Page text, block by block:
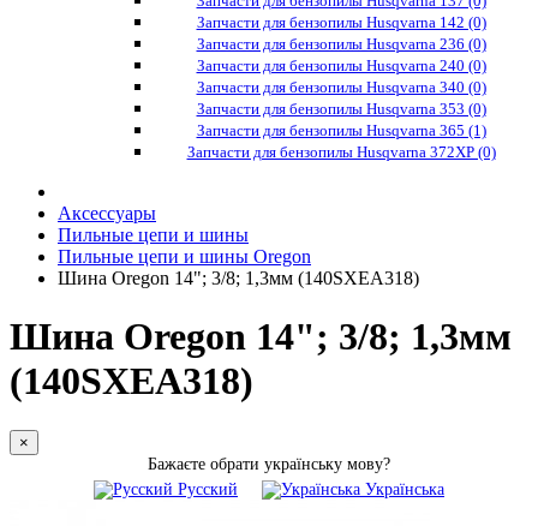
Запчасти для бензопилы Husqvarna 142 (0)
Запчасти для бензопилы Husqvarna 236 (0)
Запчасти для бензопилы Husqvarna 240 (0)
Запчасти для бензопилы Husqvarna 340 (0)
Запчасти для бензопилы Husqvarna 353 (0)
Запчасти для бензопилы Husqvarna 365 (1)
Запчасти для бензопилы Husqvarna 372XP (0)
Аксессуары
Пильные цепи и шины
Пильные цепи и шины Oregon
Шина Oregon 14"; 3/8; 1,3мм (140SXEA318)
Шина Oregon 14"; 3/8; 1,3мм
(140SXEA318)
×
Бажаєте обрати українську мову?
Русский
Українська